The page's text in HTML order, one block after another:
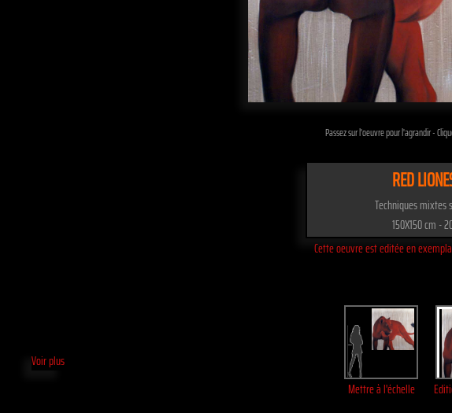
Passez sur l'oeuvre pour l'agrandir -
RED
Techniques mixtes
150X150 cm -
Cette oeuvre est editée en
Voir plus
Mettre à l'échelle